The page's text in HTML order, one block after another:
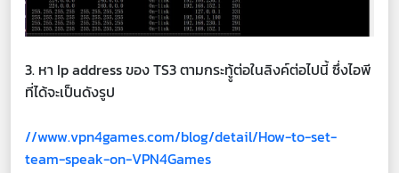
3. หา Ip address ของ TS3 ตามกระทูู้ต่อในลิงค์ต่อไปนี้ ซึ่งไอพี
ที่ได้จะเป็นดังรูป
//www.vpn4games.com/blog/detail/How-to-set-
team-speak-on-VPN4Games